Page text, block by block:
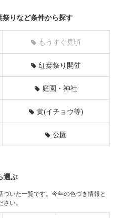
祭りなど条件から探す
もうすぐ見頃
紅葉祭り開催
庭園・神社
黄(イチョウ等)
公園
選ぶ
いた一覧です。今年の色づき情報と
い。